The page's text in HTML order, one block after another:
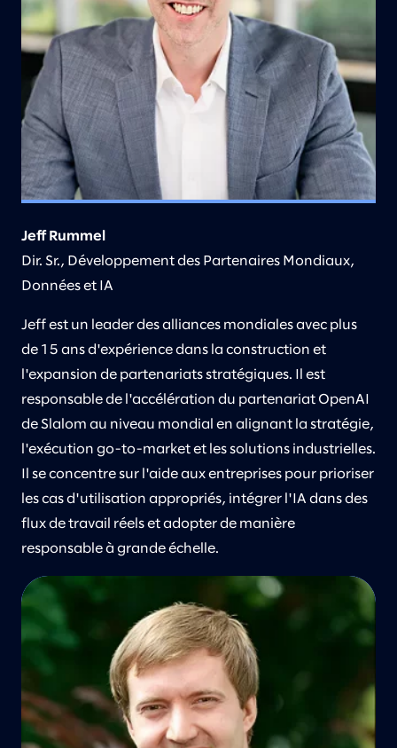
Jeff Rummel​
Dir. Sr., Développement des Partenaires Mondiaux,
Données et IA
Jeff est un leader des alliances mondiales avec plus
de 15 ans d'expérience dans la construction et
l'expansion de partenariats stratégiques. Il est
responsable de l'accélération du partenariat OpenAI
de Slalom au niveau mondial en alignant la stratégie,
l'exécution go-to-market et les solutions industrielles.
Il se concentre sur l'aide aux entreprises pour prioriser
les cas d'utilisation appropriés, intégrer l'IA dans des
flux de travail réels et adopter de manière
responsable à grande échelle.